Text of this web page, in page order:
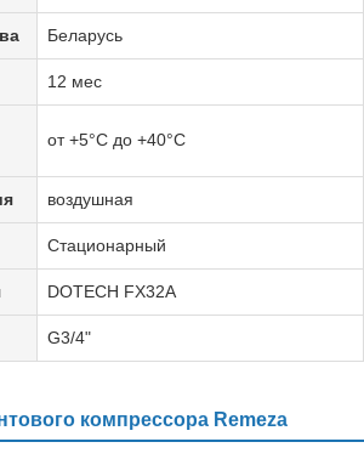
Беларусь
12 мес
от +5°C до +40°C
воздушная
Стационарный
DOTECH FX32A
G3/4"
компрессора Remeza